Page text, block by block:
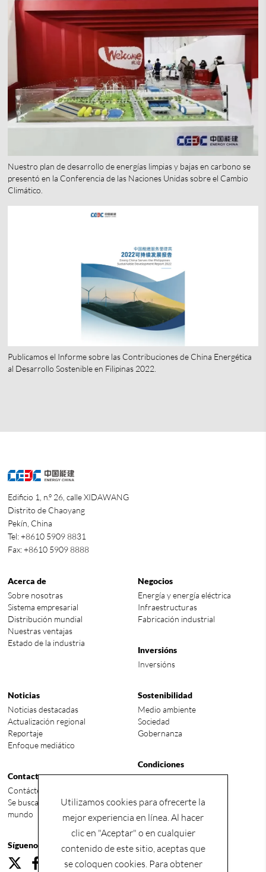
Nuestro plan de desarrollo de energías limpias y bajas en carbono se
presentó en la Conferencia de las Naciones Unidas sobre el Cambio
Climático.
Publicamos el Informe sobre las Contribuciones de China Energética
al Desarrollo Sostenible en Filipinas 2022.
Utilizamos cookies para ofrecerte la
mejor experiencia en línea. Al hacer
clic en "Aceptar" o en cualquier
contenido de este sitio, aceptas que
se coloquen cookies. Para obtener
Edificio 1, n.º 26, calle XIDAWANG
Distrito de Chaoyang
Pekín, China
Tel: +8610 5909 8831
Fax: +8610 5909 8888
Acerca de
Sobre nosotras
Sistema empresarial
Distribución mundial
Nuestras ventajas
Estado de la industria
Negocios
Energía y energía eléctrica
Infraestructuras
Fabricación industrial
Inversións
Inversións
Noticias
Noticias destacadas
Actualización regional
Reportaje
Enfoque mediático
Contacto
Contáctenos
Se buscan talentos en todo el
mundo
Sostenibilidad
Medio ambiente
Sociedad
Gobernanza
Condiciones
Términos y condiciones
Síguenos